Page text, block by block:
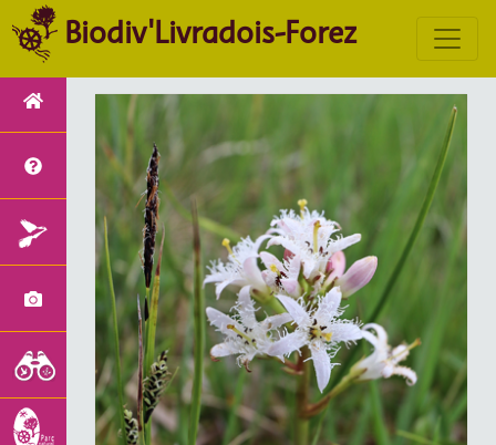
Biodiv'Livradois-Forez